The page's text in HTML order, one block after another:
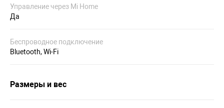
Управление через Mi Home
Да
Беспроводное подключение
Bluetooth, Wi-Fi
Размеры и вес